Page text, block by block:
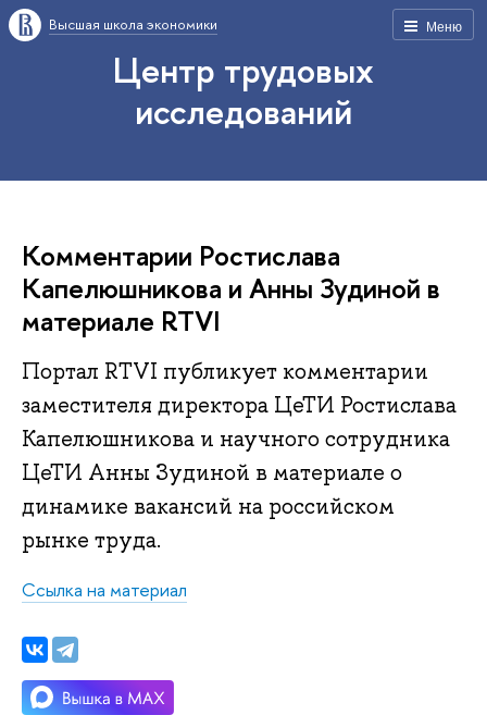
Меню
Высшая школа экономики
Центр трудовых
исследований
Комментарии Ростислава
Капелюшникова и Анны Зудиной в
материале RTVI
Портал RTVI публикует комментарии
заместителя директора ЦеТИ Ростислава
Капелюшникова и научного сотрудника
ЦеТИ Анны Зудиной в материале о
динамике вакансий на российском
рынке труда.
Ссылка на материал